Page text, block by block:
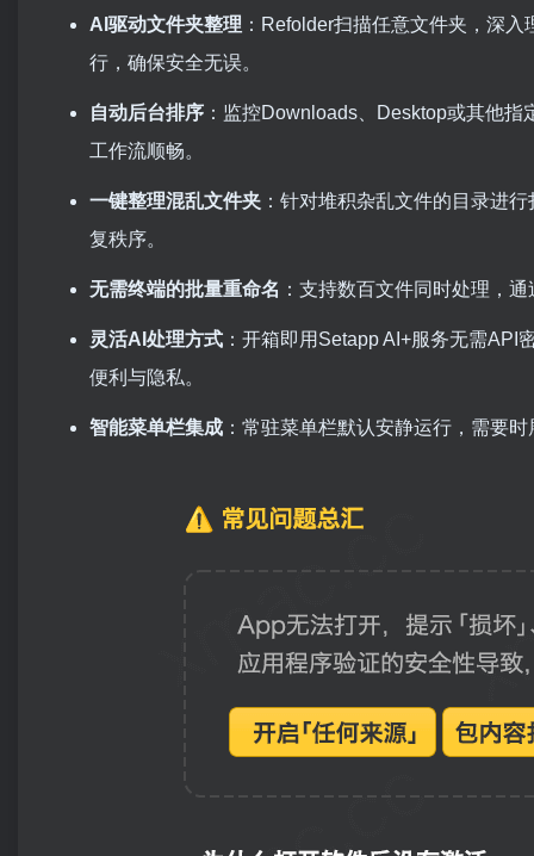
AI驱动文件夹整理 ：Refolder扫描任意文件夹，深
行，确保安全无误。
自动后台排序 ：监控Downloads、Desktop或其他
工作流顺畅。
一键整理混乱文件夹 ：针对堆积杂乱文件的目录进
复秩序。
无需终端的批量重命名 ：支持数百文件同时处理，
灵活AI处理方式 ：开箱即用Setapp AI+服务无需
便利与隐私。
智能菜单栏集成 ：常驻菜单栏默认安静运行，需要